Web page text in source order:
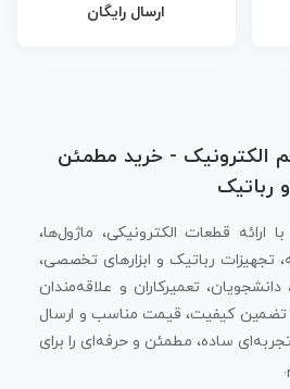
ارسال رایگان
الکترونیک - خرید مطمئن
رباتیک
ارائه قطعات الکترونیکی، ماژول‌ها،
تجهیزات رباتیک و ابزارهای تخصصی،
تعمیرکاران و علاقه‌مندان
تضمین کیفیت، قیمت مناسب و ارسال
ساده، مطمئن و حرفه‌ای را برای